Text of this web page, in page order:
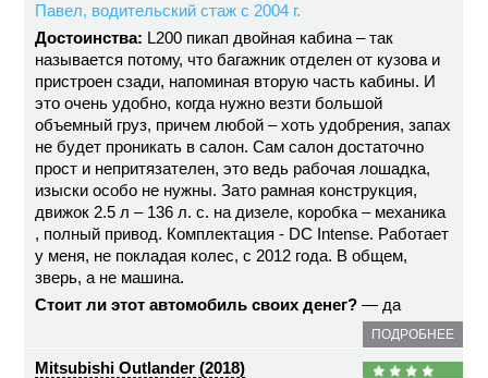
Павел, водительский стаж с 2004 г.
Достоинства: L200 пикап двойная кабина – так
называется потому, что багажник отделен от кузова и
пристроен сзади, напоминая вторую часть кабины. И
это очень удобно, когда нужно везти большой
объемный груз, причем любой – хоть удобрения, запах
не будет проникать в салон. Сам салон достаточно
прост и непритязателен, это ведь рабочая лошадка,
изыски особо не нужны. Зато рамная конструкция,
движок 2.5 л – 136 л. с. на дизеле, коробка – механика
, полный привод. Комплектация - DC Intense. Работает
у меня, не покладая колес, с 2012 года. В общем,
зверь, а не машина.
Стоит ли этот автомобиль своих денег? — да
ПОДРОБНЕЕ
Mitsubishi Outlander (2018)